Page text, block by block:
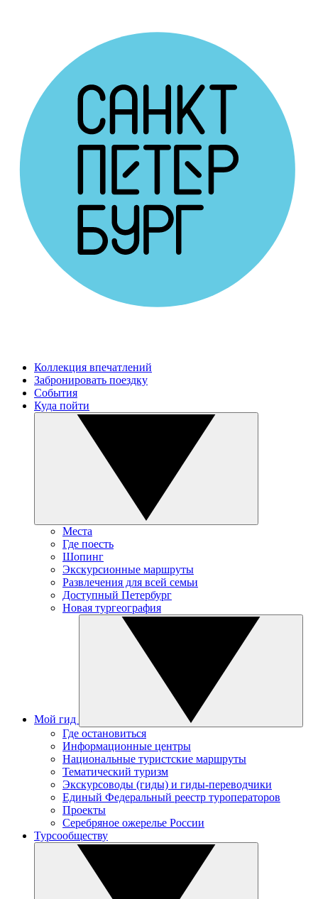
Коллекция впечатлений
Забронировать поездку
События
Куда пойти
Места
Где поесть
Шопинг
Экскурсионные маршруты
Развлечения для всей семьи
Доступный Петербург
Новая тургеография
Мой гид
Где остановиться
Информационные центры
Национальные туристские маршруты
Тематический туризм
Экскурсоводы (гиды) и гиды-переводчики
Единый Федеральный реестр туроператоров
Проекты
Серебряное ожерелье России
Турсообществу